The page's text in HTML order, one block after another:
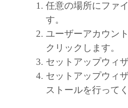
and intellectual
as expressly provided
implied, is hereby
intellectual property of
5. EXPORT
You agree to comply
任意の場所にファ
す。
ユーザーアカウン
クリックします。
セットアップウィ
セットアップウィ
ストールを行って